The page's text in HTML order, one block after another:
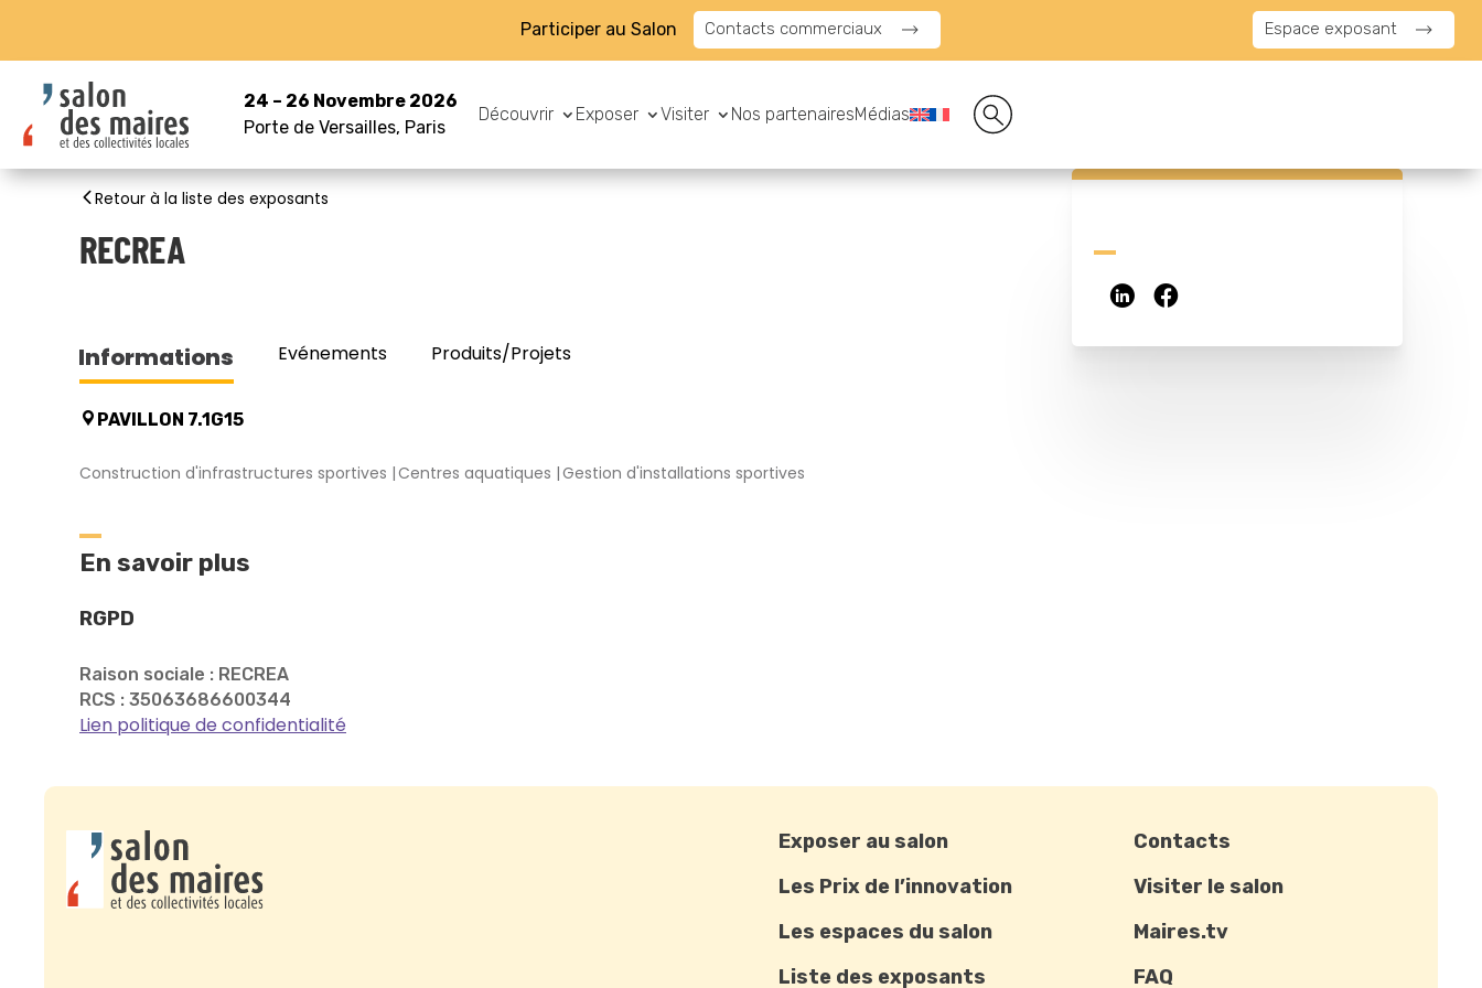
Participer au Salon Contacts commerciaux Espace exposant
24 – 26 Novembre 2026
Porte de Versailles, Paris
Découvrir Exposer Visiter Nos partenairesMédias
Retour à la liste des exposants
RECREA
Informations Evénements Produits/Projets
PAVILLON 7.1G15
Construction d'infrastructures sportives Centres aquatiques Gestion d'installations sportives
En savoir plus
RGPD
Raison sociale : RECREA
RCS : 35063686600344
Lien politique de confidentialité
Exposer au salon
Les Prix de l’innovation
Les espaces du salon
Liste des exposants
Contacts
Visiter le salon
Maires.tv
FAQ